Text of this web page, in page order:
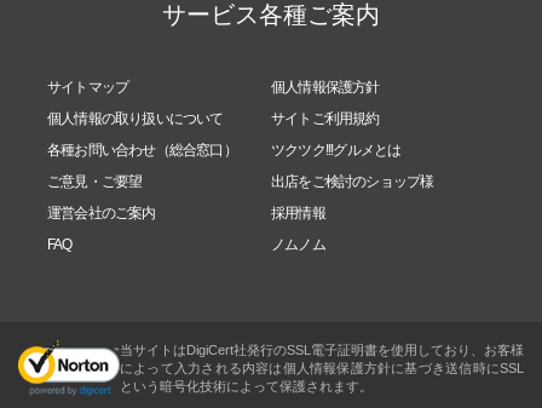
サービス各種ご案内
サイトマップ
個人情報保護方針
個人情報の取り扱いについて
サイトご利用規約
各種お問い合わせ（総合窓口）
ツクツク!!!グルメとは
ご意見・ご要望
出店をご検討のショップ様
運営会社のご案内
採用情報
FAQ
ノムノム
当サイトはDigiCert社発行のSSL電子証明書を使用しており、お客様
によって入力される内容は個人情報保護方針に基づき送信時にSSL
という暗号化技術によって保護されます。